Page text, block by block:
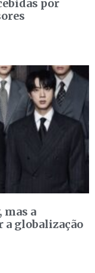
por
mas a
a globalização